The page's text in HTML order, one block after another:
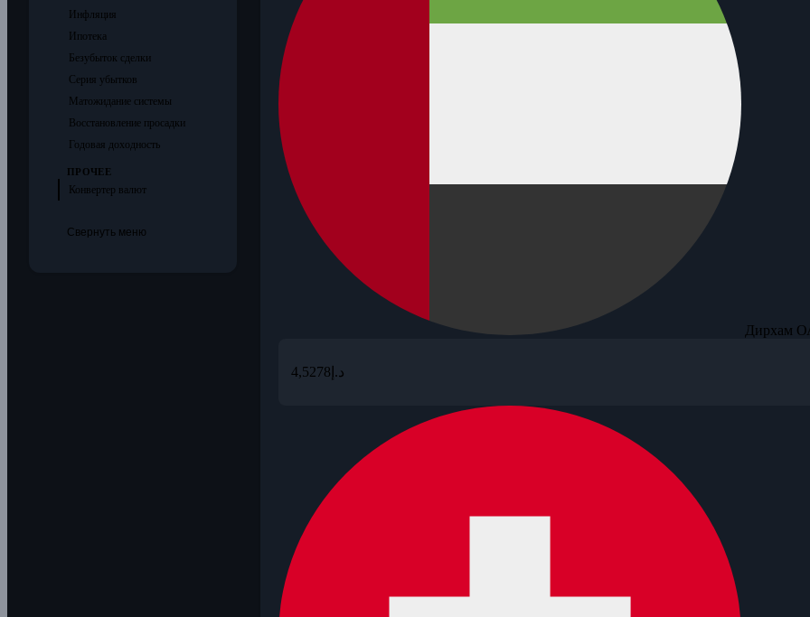
Инфляция
Ипотека
Безубыток сделки
Серия убытков
Матожидание системы
Восстановление просадки
Годовая доходность
ПРОЧЕЕ
Конвертер валют
Свернуть меню
Дирхам
4,5278 د.إ